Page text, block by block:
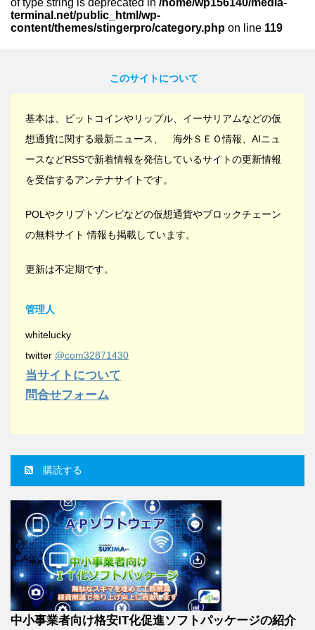
terminal.net/public_html/wp-
content/themes/stingerpro/category.php on line 119
このサイトについて
基本は、ビットコインやリップル、イーサリアムなどの仮
想通貨に関する最新ニュース、 海外ＳＥＯ情報、AIニュ
ースなどRSSで新着情報を発信しているサイトの更新情報
を受信するアンテナサイトです。
POLやクリプトゾンビなどの仮想通貨やブロックチェーン
の無料サイト 情報も掲載しています。
更新は不定期です。
管理人
whitelucky
twitter @com32871430
当サイトについて
問合せフォーム
購読する
中小事業者向け格安IT化促進ソフトパッケージの紹介